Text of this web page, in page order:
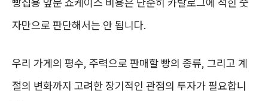
자만으로 판단해서는 안 됩니다.
우리 가게의 평수, 주력으로 판매할 빵의 종류, 그리고 계
절의 변화까지 고려한 장기적인 관점의 투자가 필요합니